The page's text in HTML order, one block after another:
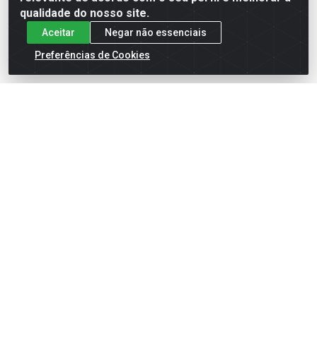
qualidade do nosso site.
Aceitar
Negar não essenciais
Preferências de Cookies